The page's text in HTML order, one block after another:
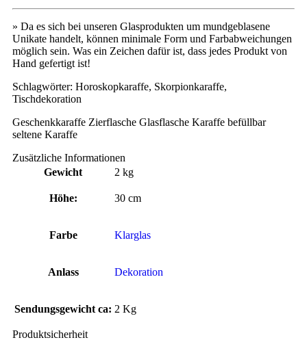
» Da es sich bei unseren Glasprodukten um mundgeblasene
Unikate handelt, können minimale Form und Farbabweichungen
möglich sein. Was ein Zeichen dafür ist, dass jedes Produkt von
Hand gefertigt ist!
Schlagwörter: Horoskopkaraffe, Skorpionkaraffe,
Tischdekoration
Geschenkkaraffe Zierflasche Glasflasche Karaffe befüllbar
seltene Karaffe
Zusätzliche Informationen
Gewicht
2 kg
Höhe: 30 cm
Farbe Klarglas
Anlass Dekoration
Sendungsgewicht ca: 2 Kg
Produktsicherheit